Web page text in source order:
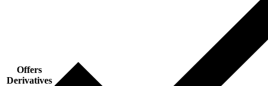
Offers
Derivatives